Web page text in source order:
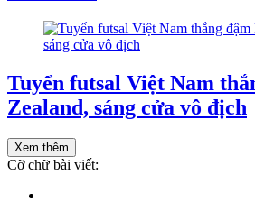
Tuyển futsal Việt Nam
Zealand, sáng cửa vô địch
Xem thêm
Cỡ chữ bài viết: